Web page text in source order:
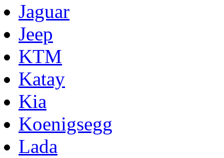
Jaguar
Jeep
KTM
Katay
Kia
Koenigsegg
Lada